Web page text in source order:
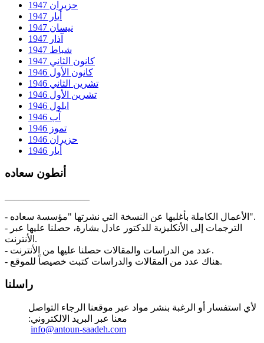
حزيران 1947
أيار 1947
نيسان 1947
آذار 1947
شباط 1947
كانون الثاني 1947
كانون الأول 1946
تشرين الثاني 1946
تشرين الأول 1946
ايلول 1946
آب 1946
تموز 1946
حزيران 1946
أيار 1946
أنطون سعاده
- الأعمال الكاملة بأغلبها عن النسخة التي نشرتها "مؤسسة سعاده".
- الترجمات إلى الأنكليزية للدكتور عادل بشارة، حصلنا عليها عبر
الأنترنت.
- عدد من الدراسات والمقالات حصلنا عليها من الأنترنت.
- هناك عدد من المقالات والدراسات كتبت خصيصاً للموقع.
راسلنا
لأي استفسار أو الرغبة بنشر مواد عبر موقعنا الرجاء التواصل
معنا عبر البريد الالكتروني:
info@antoun-saadeh.com